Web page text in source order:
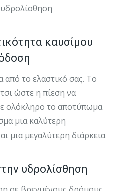
καυσίμου
από το ελαστικό σας. Το
ώστε η πίεση να
ολόκληρο το αποτύπωμα
μια καλύτερη
μια μεγαλύτερη διάρκεια
υδρολίσθηση